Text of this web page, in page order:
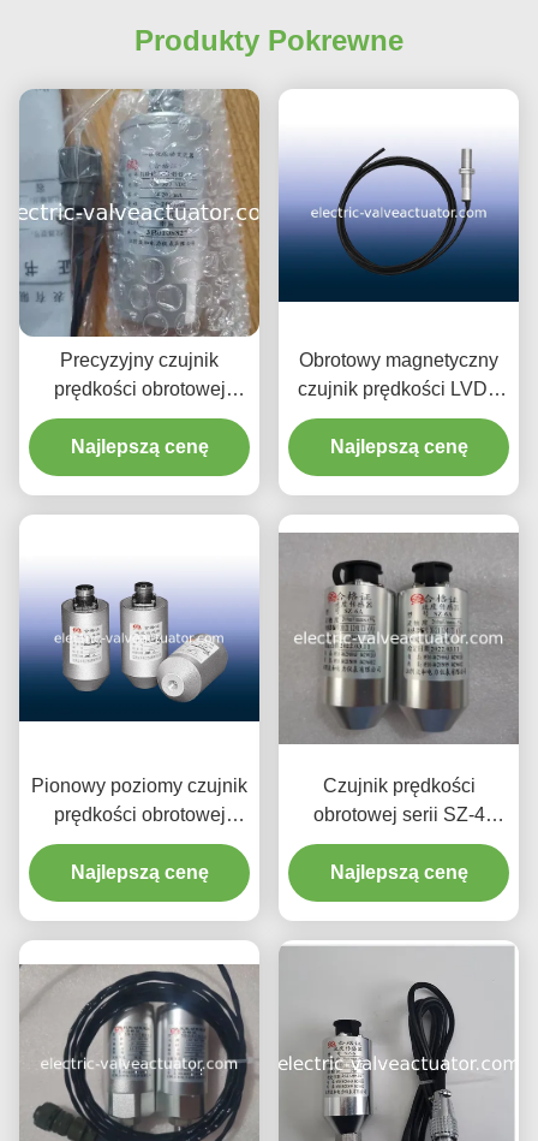
Produkty Pokrewne
Precyzyjny czujnik
prędkości obrotowej
YZHB z roczną
gwarancją
Najlepszą cenę
Obrotowy magnetyczny
czujnik prędkości LVDT
serii TD z gwintem M10 ×
1
Najlepszą cenę
Pionowy poziomy czujnik
prędkości obrotowej
Indukcja
magnetoelektryczna
Najlepszą cenę
Czujnik prędkości
obrotowej serii SZ-4
wykorzystuje zasadę
indukcji
elektromagnetycznej
Najlepszą cenę